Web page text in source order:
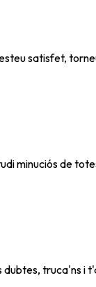
satisfet,
minuciós de
dubtes, truca'ns i